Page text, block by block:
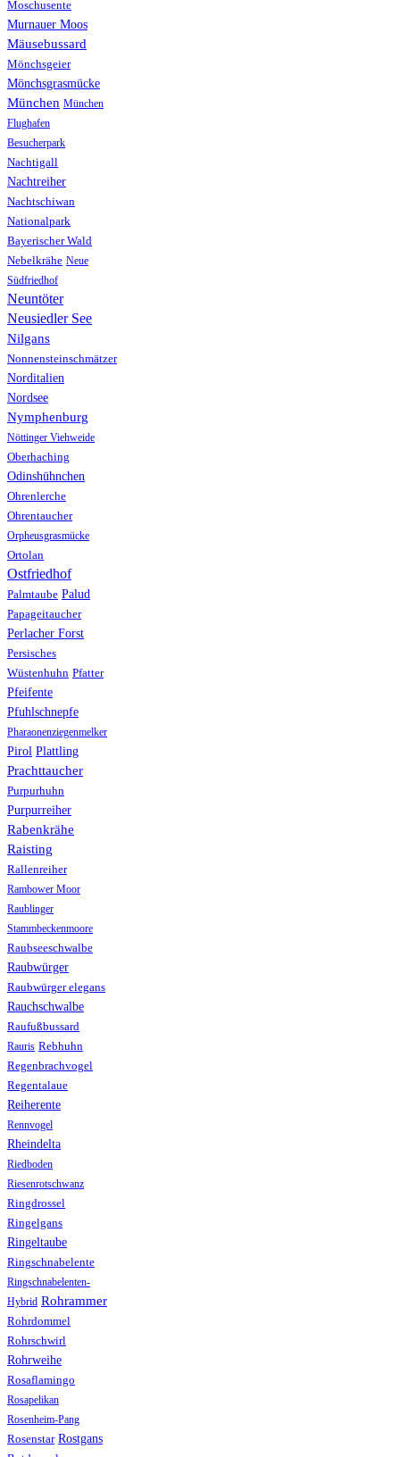
Moschusente
Murnauer Moos
Mäusebussard
Mönchsgeier
Mönchsgrasmücke
München München
Flughafen
Besucherpark
Nachtigall
Nachtreiher
Nachtschiwan
Nationalpark
Bayerischer Wald
Nebelkrähe Neue
Südfriedhof
Neuntöter
Neusiedler See
Nilgans
Nonnensteinschmätzer
Norditalien
Nordsee
Nymphenburg
Nöttinger Viehweide
Oberhaching
Odinshühnchen
Ohrenlerche
Ohrentaucher
Orpheusgrasmücke
Ortolan
Ostfriedhof
Palmtaube Palud
Papageitaucher
Perlacher Forst
Persisches
Wüstenhuhn Pfatter
Pfeifente
Pfuhlschnepfe
Pharaonenziegenmelker
Pirol Plattling
Prachttaucher
Purpurhuhn
Purpurreiher
Rabenkrähe
Raisting
Rallenreiher
Rambower Moor
Raublinger
Stammbeckenmoore
Raubseeschwalbe
Raubwürger
Raubwürger elegans
Rauchschwalbe
Raufußbussard
Rauris Rebhuhn
Regenbrachvogel
Regentalaue
Reiherente
Rennvogel
Rheindelta
Riedboden
Riesenrotschwanz
Ringdrossel
Ringelgans
Ringeltaube
Ringschnabelente
Ringschnabelenten-
Hybrid Rohrammer
Rohrdommel
Rohrschwirl
Rohrweihe
Rosaflamingo
Rosapelikan
Rosenheim-Pang
Rosenstar Rostgans